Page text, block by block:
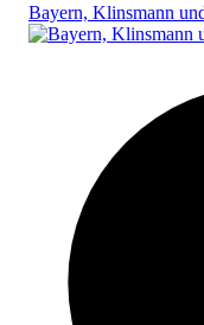
Bayern, Klinsmann